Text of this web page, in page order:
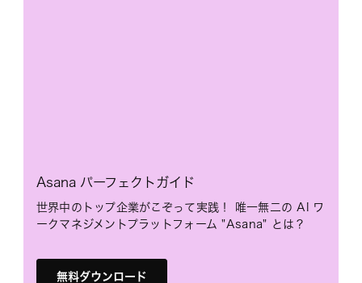
Asana パーフェクトガイド
世界中のトップ企業がこぞって実践！ 唯一無二の AI ワ
ークマネジメントプラットフォーム "Asana" とは？
無料ダウンロード